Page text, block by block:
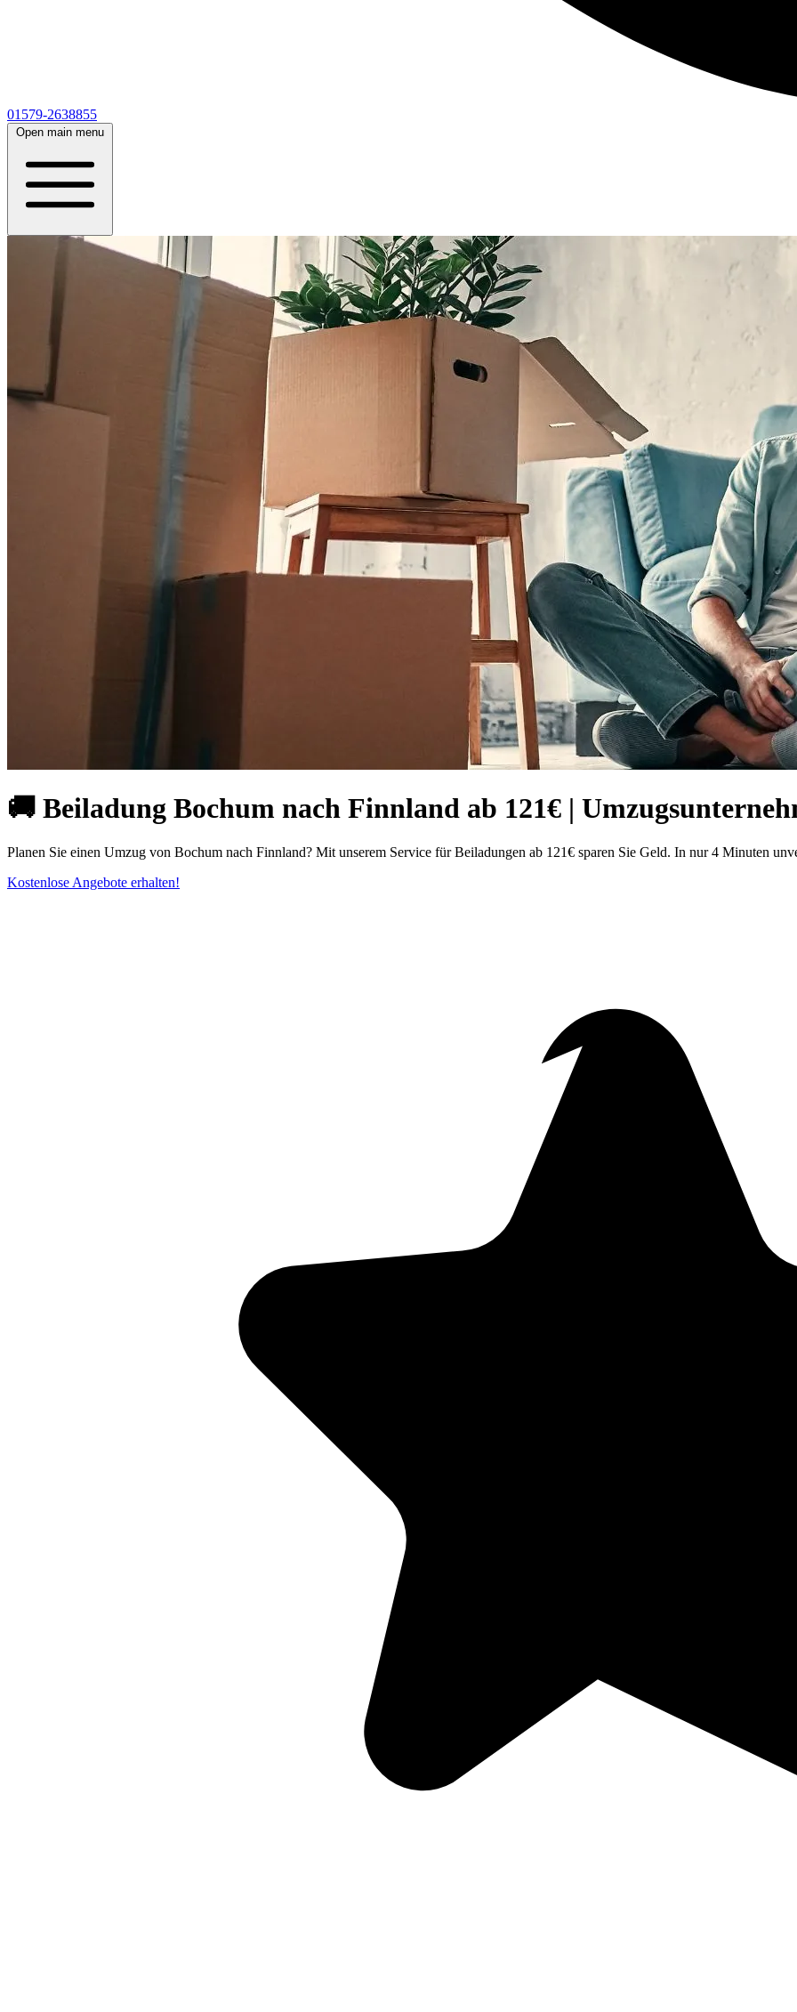
01579-2638855
Open main menu
🚚 Beiladung Bochum nach Finnland ab 121€ |
Planen Sie einen Umzug von Bochum nach Finnland? Mit unserem Service für Beiladungen ab 121€ sparen Sie Geld. In nur 4 Minuten
Kostenlose Angebote erhalten!